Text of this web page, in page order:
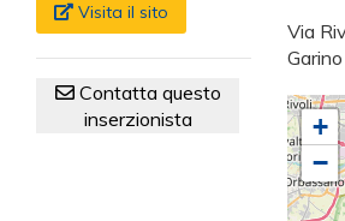
Visita il sito
Contatta questo
inserzionista
Via
+
−